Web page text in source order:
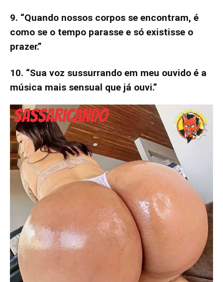
9. “Quando nossos corpos se encontram, é
como se o tempo parasse e só existisse o
prazer.”
10. “Sua voz sussurrando em meu ouvido é a
música mais sensual que já ouvi.”